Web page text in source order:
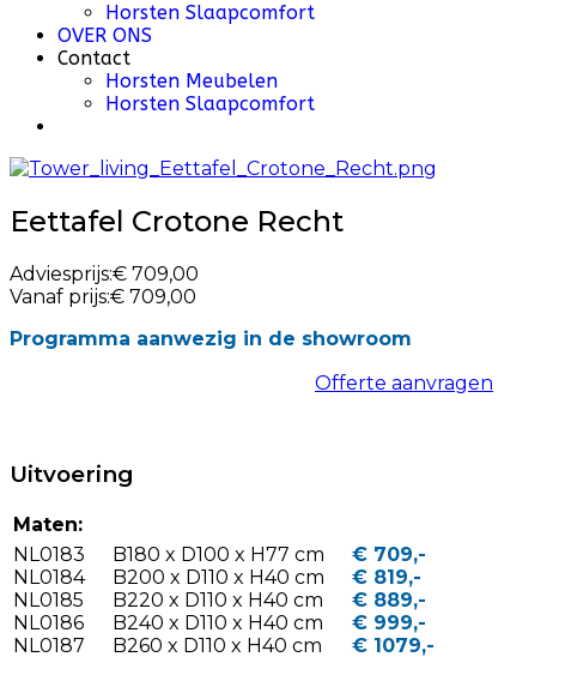
Horsten Slaapcomfort
OVER ONS
Contact
Horsten Meubelen
Horsten Slaapcomfort
Eettafel Crotone Recht
Adviesprijs:€ 709,00
Vanaf prijs:€ 709,00
Programma aanwezig in de showroom
Offerte aanvragen
Uitvoering
Maten:
NL0183
NL0184
NL0185
NL0186
NL0187
B180 x D100 x H77 cm
B200 x D110 x H40 cm
B220 x D110 x H40 cm
B240 x D110 x H40 cm
B260 x D110 x H40 cm
€ 709,-
€ 819,-
€ 889,-
€ 999,-
€ 1079,-